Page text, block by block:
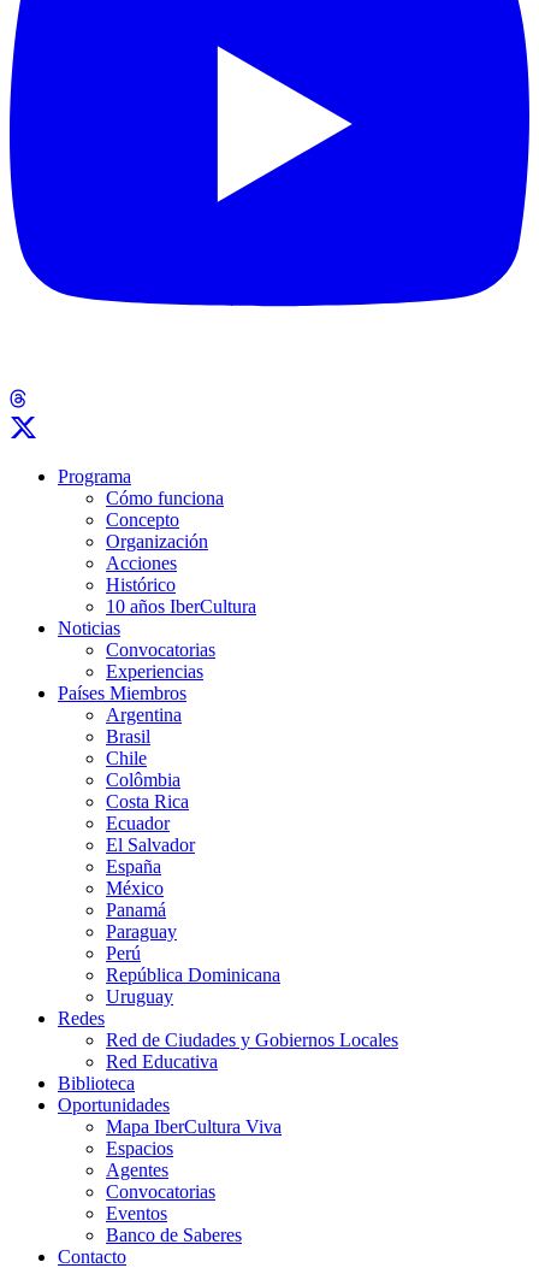
Programa
Cómo funciona
Concepto
Organización
Acciones
Histórico
10 años IberCultura
Noticias
Convocatorias
Experiencias
Países Miembros
Argentina
Brasil
Chile
Colômbia
Costa Rica
Ecuador
El Salvador
España
México
Panamá
Paraguay
Perú
República Dominicana
Uruguay
Redes
Red de Ciudades y Gobiernos Locales
Red Educativa
Biblioteca
Oportunidades
Mapa IberCultura Viva
Espacios
Agentes
Convocatorias
Eventos
Banco de Saberes
Contacto